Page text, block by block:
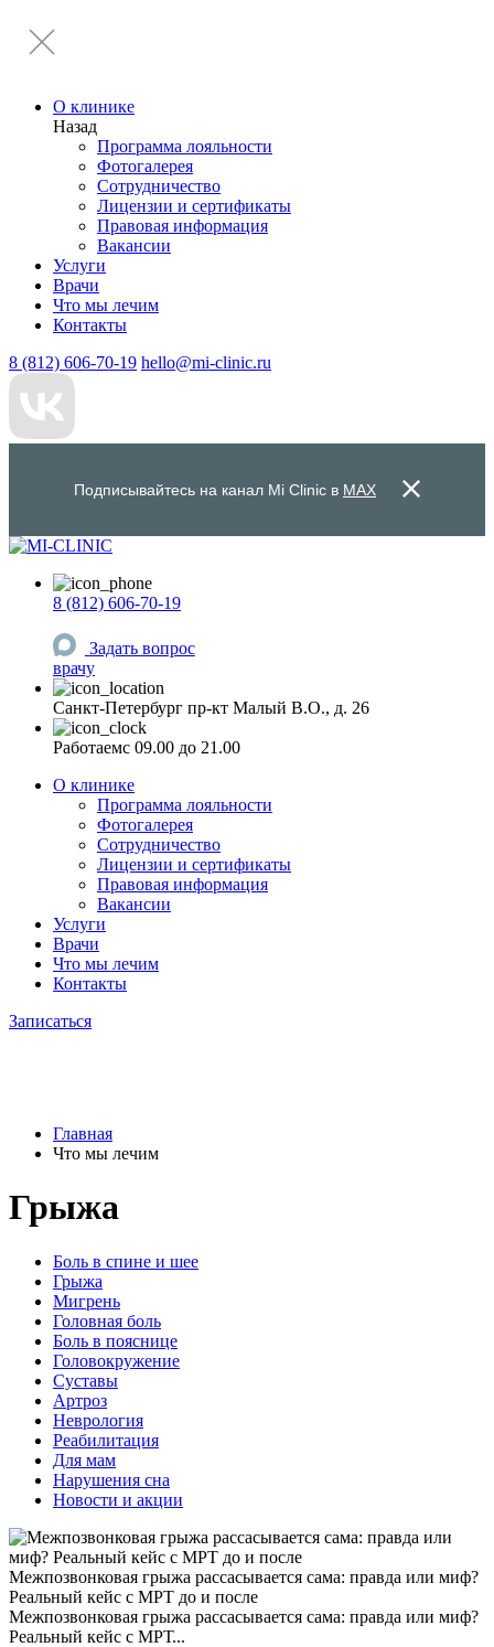
О клинике
Назад
Программа лояльности
Фотогалерея
Сотрудничество
Лицензии и сертификаты
Правовая информация
Вакансии
Услуги
Врачи
Что мы лечим
Контакты
8 (812) 606-70-19 hello@mi-clinic.ru
Подписывайтесь на канал Mi Clinic в MAX
8 (812) 606-70-19
Задать вопрос
врачу
Санкт-Петербург пр-кт Малый В.О., д. 26
Работаемc 09.00 до 21.00
О клинике
Программа лояльности
Фотогалерея
Сотрудничество
Лицензии и сертификаты
Правовая информация
Вакансии
Услуги
Врачи
Что мы лечим
Контакты
Записаться
Главная
Что мы лечим
Грыжа
Боль в спине и шее
Грыжа
Мигрень
Головная боль
Боль в пояснице
Головокружение
Суставы
Артроз
Неврология
Реабилитация
Для мам
Нарушения сна
Новости и акции
Межпозвонковая грыжа рассасывается сама: правда или миф?
Реальный кейс с МРТ до и после
Межпозвонковая грыжа рассасывается сама: правда или миф?
Реальный кейс с МРТ...